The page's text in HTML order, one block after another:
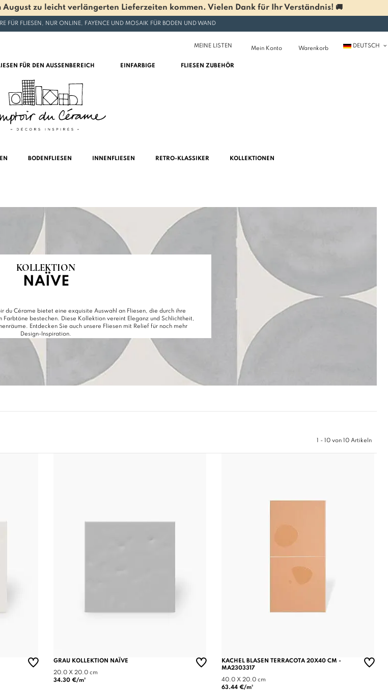
August zu leicht verlängerten Lieferzeiten kommen. Vielen Dank für Ihr Verständnis! 🚚
FÜR FLIESEN, NUR ONLINE, FAYENCE UND MOSAIK FÜR BODEN UND WAND
MEINE LISTEN Mein Konto Warenkorb DEUTSCH
FÜR DEN AUSSENBEREICH EINFARBIGE FLIESEN ZUBEHÖR
BODENFLIESEN INNENFLIESEN RETRO-KLASSIKER KOLLEKTIONEN
KOLLEKTION
NAÏVE
du Cérame bietet eine exquisite Auswahl an Fliesen, die durch ihre
Farbtöne bestechen. Diese Kollektion vereint Eleganz und Schlichtheit,
Entdecken Sie auch unsere Fliesen mit Relieffür noch mehr
Design-Inspiration.
1 - 10 von 10 Artikeln
GRAU KOLLEKTION NAÏVE
20.0 X 20.0 cm
34.30 €/m²
KACHEL BLASEN TERRACOTA 20X40 CM -
MA2303317
40.0 X 20.0 cm
63.44 €/m²